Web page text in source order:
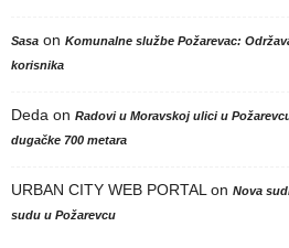
Sasa on Komunalne službe Požarevac:
korisnika
Deda on Radovi u Moravskoj ulici u
dugačke 700 metara
URBAN CITY WEB PORTAL on Nova
sudu u Požarevcu